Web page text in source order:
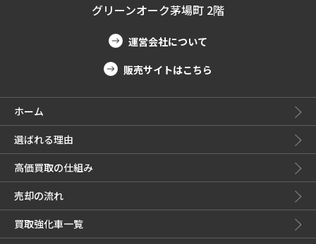
グリーンオーク茅場町 2階
運営会社について
販売サイトはこちら
ホーム
選ばれる理由
高価買取の仕組み
売却の流れ
買取強化車一覧